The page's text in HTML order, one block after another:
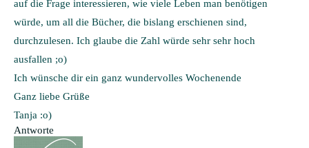
auf die Frage interessieren, wie viele Leben man benötigen
würde, um all die Bücher, die bislang erschienen sind,
durchzulesen. Ich glaube die Zahl würde sehr sehr hoch
ausfallen ;o)
Ich wünsche dir ein ganz wundervolles Wochenende
Ganz liebe Grüße
Tanja :o)
Antworte